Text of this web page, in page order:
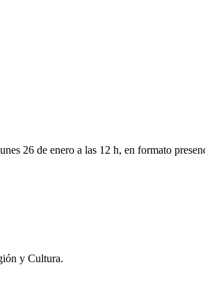
26 de enero a las 12 h, en formato
y Cultura.